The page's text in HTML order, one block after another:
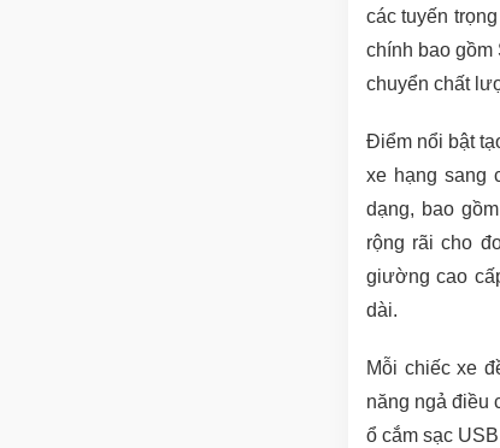
các tuyến
chính bao gồm
chuyển chất
Điểm nổi bật
xe hạng sang
dạng, bao
rộng rãi cho
giường cao
dài.
Mỗi chiếc xe
năng ngả điều
ổ cắm sạc